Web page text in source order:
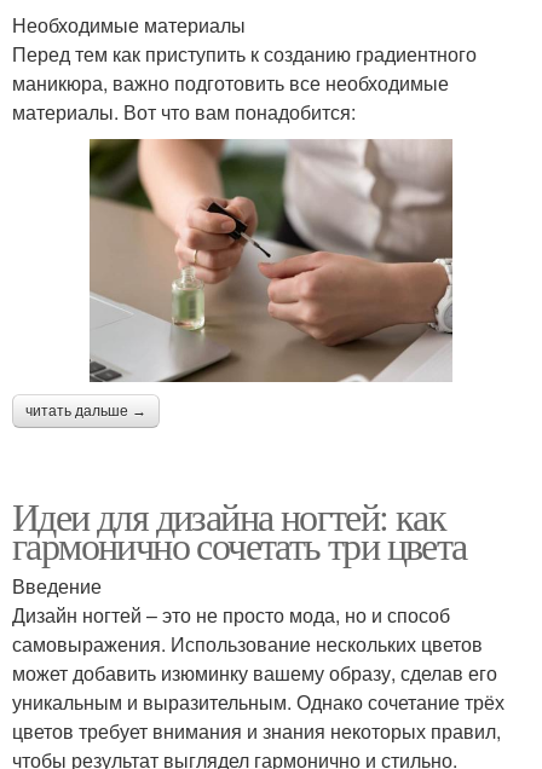
Необходимые материалы
Перед тем как приступить к созданию градиентного
маникюра, важно подготовить все необходимые
материалы. Вот что вам понадобится:
читать дальше →
Идеи для дизайна ногтей: как
гармонично сочетать три цвета
Введение
Дизайн ногтей – это не просто мода, но и способ
самовыражения. Использование нескольких цветов
может добавить изюминку вашему образу, сделав его
уникальным и выразительным. Однако сочетание трёх
цветов требует внимания и знания некоторых правил,
чтобы результат выглядел гармонично и стильно.